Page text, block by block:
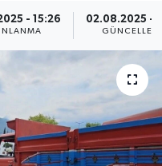
- 15:26 02.08.2025 -